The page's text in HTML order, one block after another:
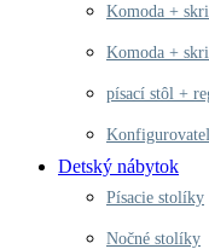
Komoda +
Komoda +
písací stôl +
Detský nábytok
Písacie stolíky
Nočné stolíky